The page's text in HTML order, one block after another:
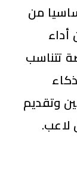
من
تتناسب
وتقديم
لاعب.